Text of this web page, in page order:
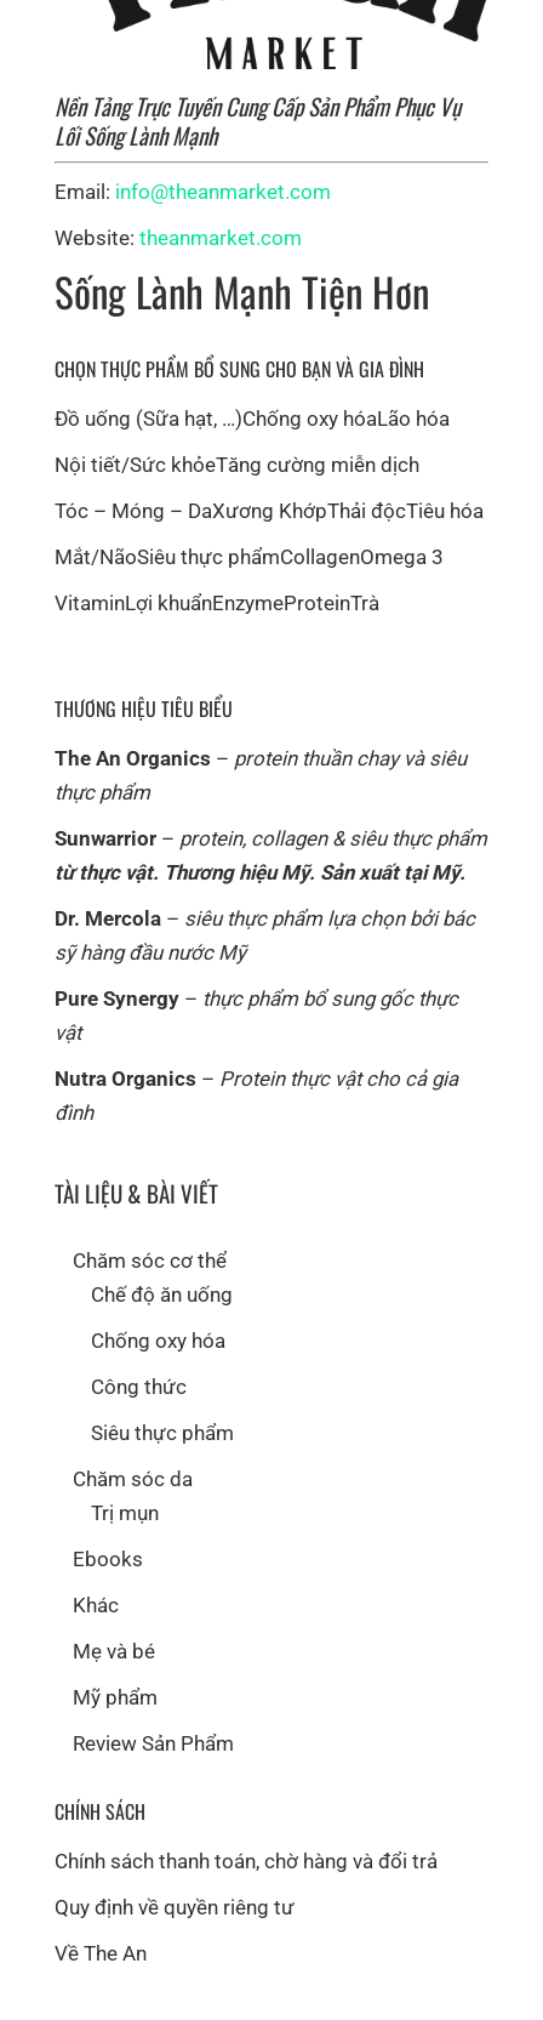
Nền Tảng Trực Tuyến Cung Cấp Sản Phẩm Phục Vụ
Lối Sống Lành Mạnh
Email: info@theanmarket.com
Website: theanmarket.com
Sống Lành Mạnh Tiện Hơn
CHỌN THỰC PHẨM BỔ SUNG CHO BẠN VÀ GIA ĐÌNH
Đồ uống (Sữa hạt, …)Chống oxy hóaLão hóa
Nội tiết/Sức khỏeTăng cường miễn dịch
Tóc – Móng – DaXương KhớpThải độcTiêu hóa
Mắt/NãoSiêu thực phẩmCollagenOmega 3
VitaminLợi khuẩnEnzymeProteinTrà
THƯƠNG HIỆU TIÊU BIỂU
The An Organics – protein thuần chay và siêu
thực phẩm
Sunwarrior – protein, collagen & siêu thực phẩm
từ thực vật. Thương hiệu Mỹ. Sản xuất tại Mỹ.
Dr. Mercola – siêu thực phẩm lựa chọn bởi bác
sỹ hàng đầu nước Mỹ
Pure Synergy – thực phẩm bổ sung gốc thực
vật
Nutra Organics – Protein thực vật cho cả gia
đình
TÀI LIỆU & BÀI VIẾT
Chăm sóc cơ thể
Chế độ ăn uống
Chống oxy hóa
Công thức
Siêu thực phẩm
Chăm sóc da
Trị mụn
Ebooks
Khác
Mẹ và bé
Mỹ phẩm
Review Sản Phẩm
CHÍNH SÁCH
Chính sách thanh toán, chờ hàng và đổi trả
Quy định về quyền riêng tư
Về The An